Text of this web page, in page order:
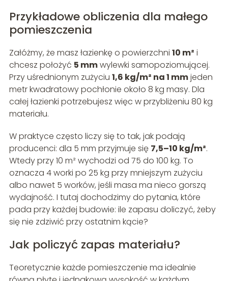
Przykładowe obliczenia dla małego
pomieszczenia
Załóżmy, że masz łazienkę o powierzchni 10 m² i
chcesz położyć 5 mmwylewki samopoziomującej.
Przy uśrednionym zużyciu 1,6 kg/m² na 1 mmjeden
metr kwadratowy pochłonie około 8 kg masy. Dla
całej łazienki potrzebujesz więc w przybliżeniu 80 kg
materiału.
W praktyce często liczy się to tak, jak podają
producenci: dla 5 mm przyjmuje się 7,5–10 kg/m².
Wtedy przy 10 m² wychodzi od 75 do 100 kg. To
oznacza 4 worki po 25 kg przy mniejszym zużyciu
albo nawet 5 worków, jeśli masa ma nieco gorszą
wydajność. I tutaj dochodzimy do pytania, które
pada przy każdej budowie: ile zapasu doliczyć, żeby
się nie zdziwić przy ostatnim kącie?
Jak policzyć zapas materiału?
Teoretycznie każde pomieszczenie ma idealnie